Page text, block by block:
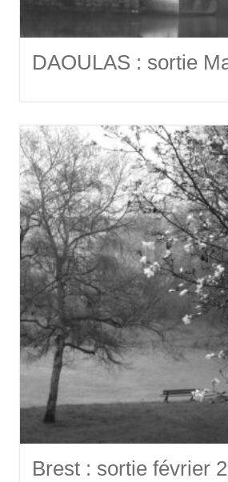
DAOULAS : sortie
Brest : sortie février